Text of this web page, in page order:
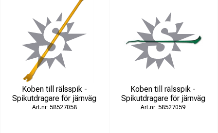
Produkttyper
Koben och spikutdragare för rälsspik
Kofotar och spett för rälsarbete
Rälsvändare
Växelverktyg
Handverktyg för spårmiljö
Koben till rälsspik -
Spikutdragare för järnväg
58527058
Koben till rälsspik -
Spikutdragare för järnväg
58527059